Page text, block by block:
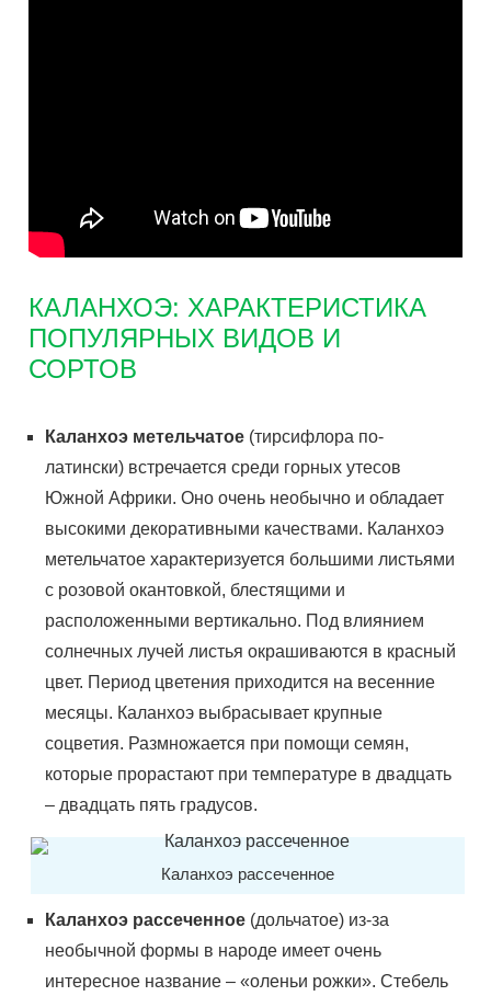
КАЛАНХОЭ: ХАРАКТЕРИСТИКА
ПОПУЛЯРНЫХ ВИДОВ И
СОРТОВ
Каланхоэ метельчатое (тирсифлора по-
латински) встречается среди горных утесов
Южной Африки. Оно очень необычно и обладает
высокими декоративными качествами. Каланхоэ
метельчатое характеризуется большими листьями
с розовой окантовкой, блестящими и
расположенными вертикально. Под влиянием
солнечных лучей листья окрашиваются в красный
цвет. Период цветения приходится на весенние
месяцы. Каланхоэ выбрасывает крупные
соцветия. Размножается при помощи семян,
которые прорастают при температуре в двадцать
– двадцать пять градусов.
Каланхоэ рассеченное
Каланхоэ рассеченное (дольчатое) из-за
необычной формы в народе имеет очень
интересное название – «оленьи рожки». Стебель